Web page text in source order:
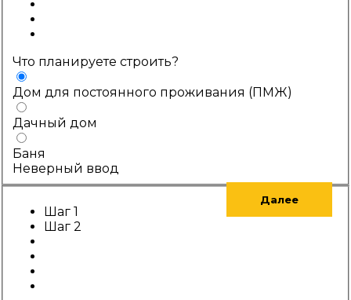
Что планируете строить?
Дом для постоянного проживания (ПМЖ)
Дачный дом
Баня
Неверный ввод
Далее
Шаг 1
Шаг 2